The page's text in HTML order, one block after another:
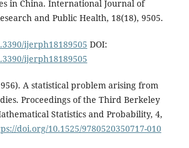
in China. International Journal of
and Public Health, 18(18), 9505.
ijerph18189505 DOI:
ijerph18189505
A statistical problem arising from
Proceedings of the Third Berkeley
Statistics and Probability, 4,
doi.org/10.1525/9780520350717-010